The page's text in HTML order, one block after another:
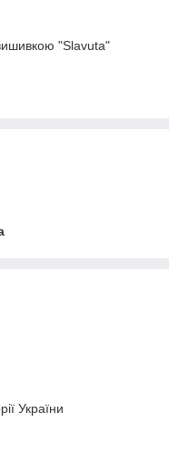
"Slavuta"
України